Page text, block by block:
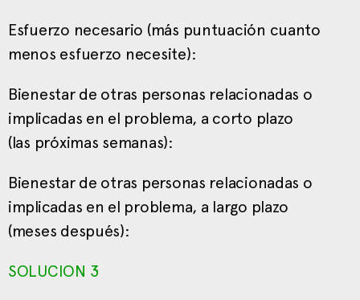
Esfuerzo necesario (más puntuación cuanto
menos esfuerzo necesite):
Bienestar de otras personas relacionadas o
implicadas en el problema, a corto plazo
(las próximas semanas):
Bienestar de otras personas relacionadas o
implicadas en el problema, a largo plazo
(meses después):
SOLUCION 3